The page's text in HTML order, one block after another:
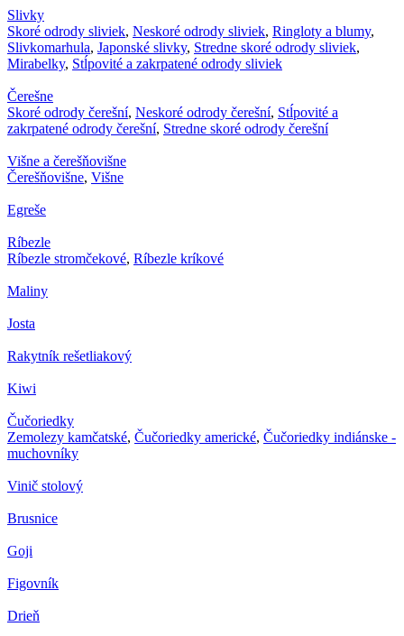
Slivky
Skoré odrody sliviek, Neskoré odrody sliviek, Ringloty a blumy,
Slivkomarhula, Japonské slivky, Stredne skoré odrody sliviek,
Mirabelky, Stĺpovité a zakrpatené odrody sliviek
Čerešne
Skoré odrody čerešní, Neskoré odrody čerešní, Stĺpovité a
zakrpatené odrody čerešní, Stredne skoré odrody čerešní
Višne a čerešňovišne
Čerešňovišne, Višne
Egreše
Ríbezle
Ríbezle stromčekové, Ríbezle kríkové
Maliny
Josta
Rakytník rešetliakový
Kiwi
Čučoriedky
Zemolezy kamčatské, Čučoriedky americké, Čučoriedky indiánske -
muchovníky
Vinič stolový
Brusnice
Goji
Figovník
Drieň